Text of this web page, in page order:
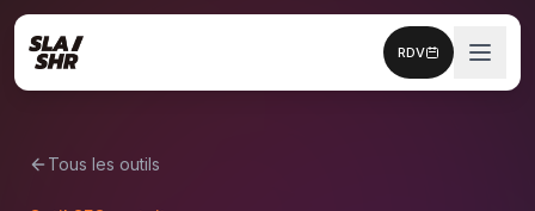
RDV
Tous les outils